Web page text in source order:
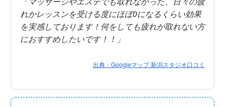
れかレッスンを受ける度にほぼ0になるくらい効果
を実感しております！何をしても疲れが取れない方
におすすめしたいです！！」
出典：Googleマップ 新潟スタジオ口コミ